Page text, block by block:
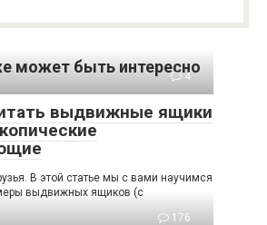
может быть интересно
4
выдвижные ящики
В этой статье мы с вами научимся
выдвижных ящиков (с
176